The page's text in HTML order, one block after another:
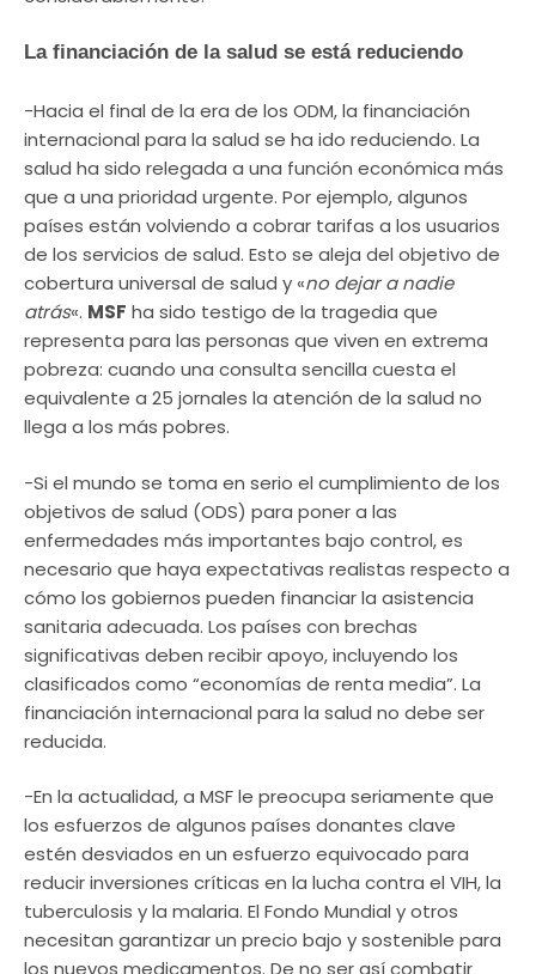
La financiación de la salud se está reduciendo
-Hacia el final de la era de los ODM, la financiación
internacional para la salud se ha ido reduciendo. La
salud ha sido relegada a una función económica más
que a una prioridad urgente. Por ejemplo, algunos
países están volviendo a cobrar tarifas a los usuarios
de los servicios de salud. Esto se aleja del objetivo de
cobertura universal de salud y «no dejar a nadie
atrás«. MSF ha sido testigo de la tragedia que
representa para las personas que viven en extrema
pobreza: cuando una consulta sencilla cuesta el
equivalente a 25 jornales la atención de la salud no
llega a los más pobres.
-Si el mundo se toma en serio el cumplimiento de los
objetivos de salud (ODS) para poner a las
enfermedades más importantes bajo control, es
necesario que haya expectativas realistas respecto a
cómo los gobiernos pueden financiar la asistencia
sanitaria adecuada. Los países con brechas
significativas deben recibir apoyo, incluyendo los
clasificados como “economías de renta media”. La
financiación internacional para la salud no debe ser
reducida.
-En la actualidad, a MSF le preocupa seriamente que
los esfuerzos de algunos países donantes clave
estén desviados en un esfuerzo equivocado para
reducir inversiones críticas en la lucha contra el VIH, la
tuberculosis y la malaria. El Fondo Mundial y otros
necesitan garantizar un precio bajo y sostenible para